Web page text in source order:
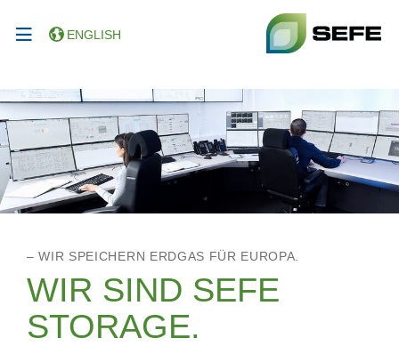
ENGLISH
– WIR SPEICHERN ERDGAS FÜR EUROPA.
WIR SIND SEFE
STORAGE.